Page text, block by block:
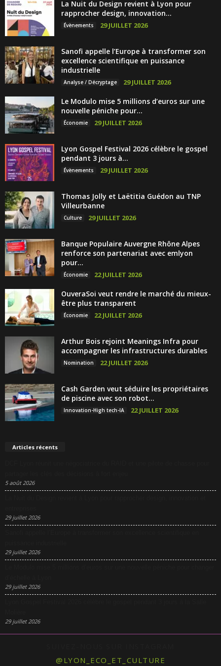
La Nuit du Design revient à Lyon pour
rapprocher design, innovation...
Évènements 29 JUILLET 2026
Sanofi appelle l’Europe à transformer son
excellence scientifique en puissance
industrielle
Analyse / Décryptage 29 JUILLET 2026
Le Modulo mise 5 millions d’euros sur une
nouvelle péniche pour...
Économie 29 JUILLET 2026
Lyon Gospel Festival 2026 célèbre le gospel
pendant 3 jours à...
Évènements 29 JUILLET 2026
Thomas Jolly et Laëtitia Guédon au TNP
Villeurbanne
Culture 29 JUILLET 2026
Banque Populaire Auvergne Rhône Alpes
renforce son partenariat avec emlyon
pour...
Économie 22 JUILLET 2026
OuveraSoi veut rendre le marché du mieux-
être plus transparent
Économie 22 JUILLET 2026
Arthur Bois rejoint Meanings Infra pour
accompagner les infrastructures durables
Nomination 22 JUILLET 2026
Cash Garden veut séduire les propriétaires
de piscine avec son robot...
Innovation-High tech-IA 22 JUILLET 2026
Articles récents
5 août 2026
29 juillet 2026
29 juillet 2026
29 juillet 2026
29 juillet 2026
@LYON_ECO_ET_CULTURE